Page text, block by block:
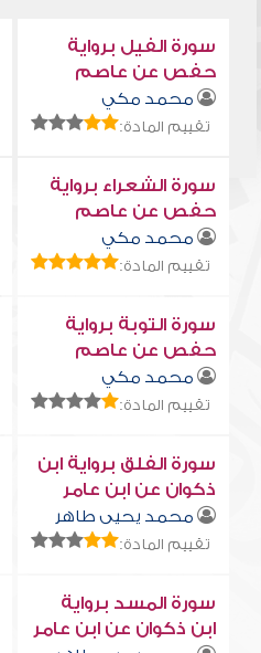
سورة الفيل برواية
حفص عن عاصم
محمد مكي
تقييم المادة:
سورة الشعراء برواية
حفص عن عاصم
محمد مكي
تقييم المادة:
سورة التوبة برواية
حفص عن عاصم
محمد مكي
تقييم المادة:
سورة الفلق برواية ابن
ذكوان عن ابن عامر
محمد يحيى طاهر
تقييم المادة:
سورة المسد برواية
ابن ذكوان عن ابن عامر